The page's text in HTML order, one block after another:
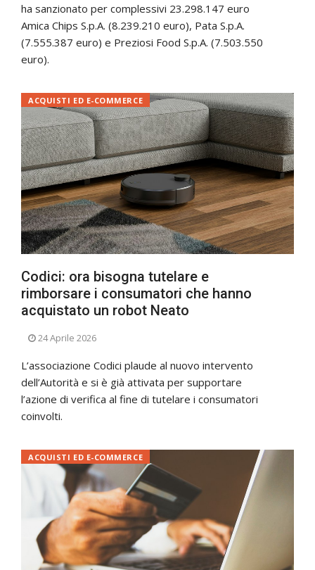
ha sanzionato per complessivi 23.298.147 euro
Amica Chips S.p.A. (8.239.210 euro), Pata S.p.A.
(7.555.387 euro) e Preziosi Food S.p.A. (7.503.550
euro).
Codici: ora bisogna tutelare e
rimborsare i consumatori che hanno
acquistato un robot Neato
ACQUISTI ED E-COMMERCE
24 Aprile 2026
L’associazione Codici plaude al nuovo intervento
dell’Autorità e si è già attivata per supportare
l’azione di verifica al fine di tutelare i consumatori
coinvolti.
ACQUISTI ED E-COMMERCE